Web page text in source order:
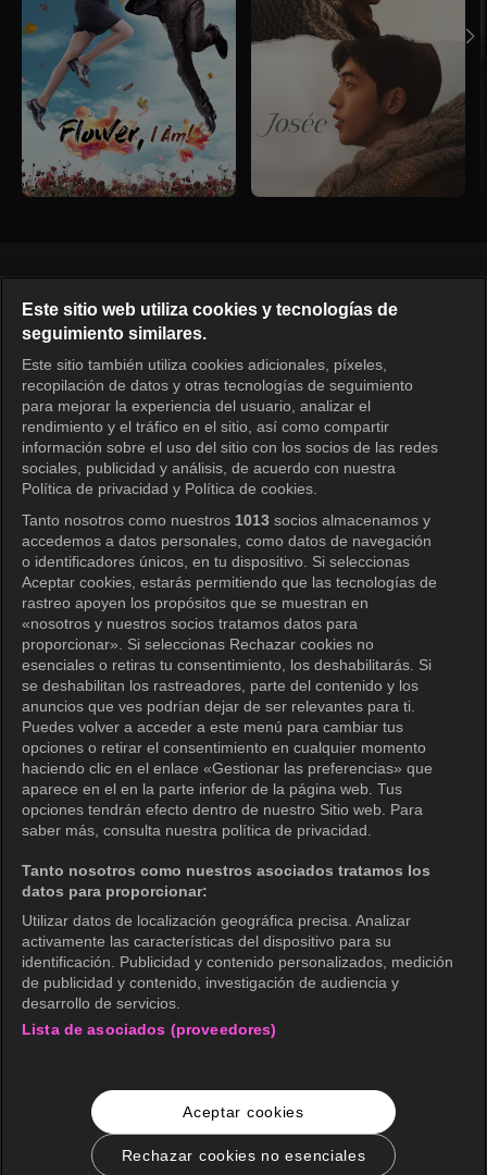
Español
KOCOWA+ Redes sociales
KOCOWA+
Centro de ayuda
Términos de uso
Política de privacidad
Política de privacidad (Europa)
Política de privacidad (Oceanía)
Política de privacidad (Brasil)
Derechos de privacidad de California
Política de cookies (Administrar tus
No venda mi información personal
Guía de calificaciones
Accesibilidad
wavve Americas
Consultas comerciales
Este sitio web utiliza cookies y tecnologías de
seguimiento similares.
Este sitio también utiliza cookies adicionales, píxeles,
recopilación de datos y otras tecnologías de seguimiento
para mejorar la experiencia del usuario, analizar el
rendimiento y el tráfico en el sitio, así como compartir
información sobre el uso del sitio con los socios de las redes
sociales, publicidad y análisis, de acuerdo con nuestra
Política de privacidad y Política de cookies.
Tanto nosotros como nuestros 1013 socios almacenamos y
accedemos a datos personales, como datos de navegación
o identificadores únicos, en tu dispositivo. Si seleccionas
Aceptar cookies, estarás permitiendo que las tecnologías de
rastreo apoyen los propósitos que se muestran en
«nosotros y nuestros socios tratamos datos para
proporcionar». Si seleccionas Rechazar cookies no
esenciales o retiras tu consentimiento, los deshabilitarás. Si
se deshabilitan los rastreadores, parte del contenido y los
anuncios que ves podrían dejar de ser relevantes para ti.
Puedes volver a acceder a este menú para cambiar tus
opciones o retirar el consentimiento en cualquier momento
haciendo clic en el enlace «Gestionar las preferencias» que
aparece en el en la parte inferior de la página web. Tus
opciones tendrán efecto dentro de nuestro Sitio web. Para
saber más, consulta nuestra política de privacidad.
Tanto nosotros como nuestros asociados tratamos los
datos para proporcionar:
Utilizar datos de localización geográfica precisa. Analizar
activamente las características del dispositivo para su
identificación. Publicidad y contenido personalizados, medición
de publicidad y contenido, investigación de audiencia y
desarrollo de servicios.
Lista de asociados (proveedores)
Aceptar cookies
Rechazar cookies no esenciales